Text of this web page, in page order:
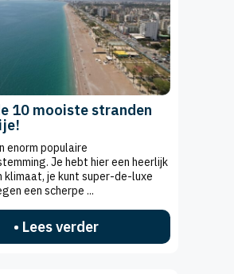
10 mooiste stranden
enorm populaire
Je hebt hier een heerlijk
klimaat, je kunt super-de-luxe
een scherpe ...
• Lees verder